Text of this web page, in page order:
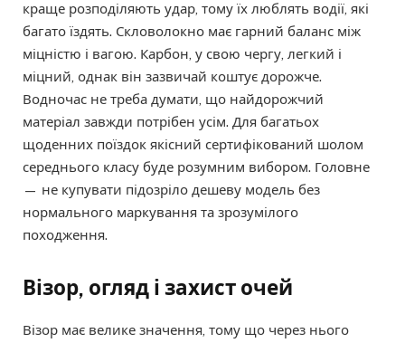
краще розподіляють удар, тому їх люблять водії, які
багато їздять. Скловолокно має гарний баланс між
міцністю і вагою. Карбон, у свою чергу, легкий і
міцний, однак він зазвичай коштує дорожче.
Водночас не треба думати, що найдорожчий
матеріал завжди потрібен усім. Для багатьох
щоденних поїздок якісний сертифікований шолом
середнього класу буде розумним вибором. Головне
— не купувати підозріло дешеву модель без
нормального маркування та зрозумілого
походження.
Візор, огляд і захист очей
Візор має велике значення, тому що через нього